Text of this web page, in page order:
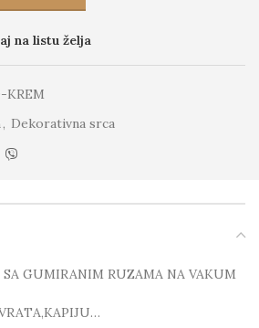
na listu želja
KREM
, Dekorativna srca
GUMIRANIM RUZAMA NA VAKUM